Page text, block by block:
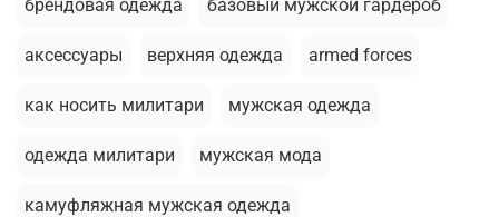
брендовая одежда базовый мужской гардероб
аксессуары верхняя одежда armed forces
как носить милитари мужская одежда
одежда милитари мужская мода
камуфляжная мужская одежда